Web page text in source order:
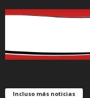
Incluso más noticias